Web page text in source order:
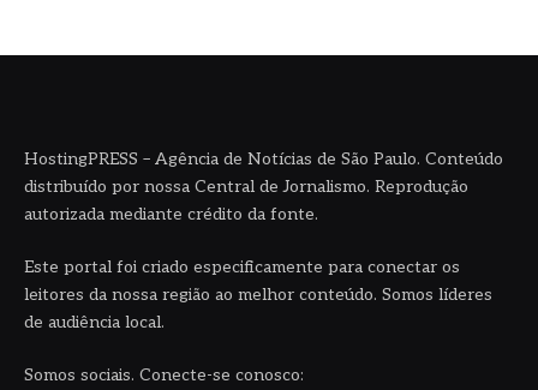
HostingPRESS – Agência de Notícias de São Paulo. Conteúdo
distribuído por nossa Central de Jornalismo. Reprodução
autorizada mediante crédito da fonte.
Este portal foi criado especificamente para conectar os
leitores da nossa região ao melhor conteúdo. Somos líderes
de audiência local.
Somos sociais. Conecte-se conosco: